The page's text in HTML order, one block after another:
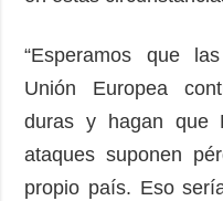
“Esperamos que
Unión Europea
duras y hagan que
ataques suponen
propio país. Eso